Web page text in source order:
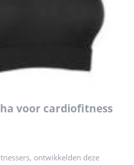
ontwikkelden deze